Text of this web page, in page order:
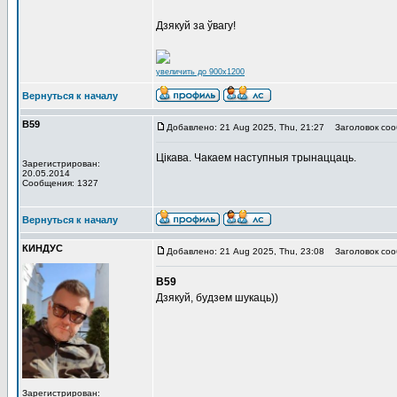
Дзякуй за ўвагу!
увеличить до 900x1200
Вернуться к началу
В59
Зарегистрирован:
20.05.2014
Сообщения: 1327
Добавлено: 21 Aug 2025, Thu, 21:27 Заголовок
Цікава. Чакаем наступныя трынаццаць.
Вернуться к началу
КИНДУС
Зарегистрирован:
Добавлено: 21 Aug 2025, Thu, 23:08 Заголовок
В59
Дзякуй, будзем шукаць))